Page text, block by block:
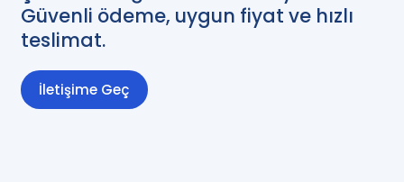
Güvenli ödeme, uygun fiyat ve hızlı
teslimat.
İletişime Geç